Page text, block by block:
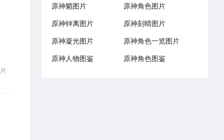
原神魈图片
原神角色图片
原神钟离图片
原神刻晴图片
原神凝光图片
原神角色一览图片
原神人物图鉴
原神角色图鉴